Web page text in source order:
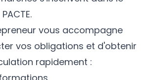
vous accompagne
vos obligations et d'obtenir
rapidement :